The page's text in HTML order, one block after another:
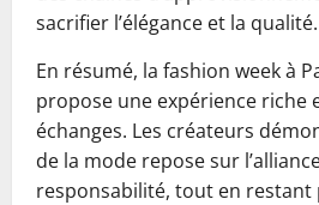
sacrifier l’élégance et la qualité.
En résumé, la fashion week à
propose une expérience riche
échanges. Les créateurs
de la mode repose sur
responsabilité, tout en